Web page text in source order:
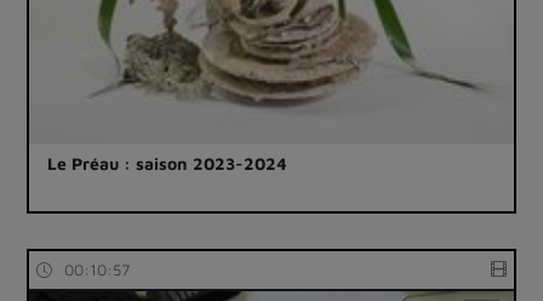
Le Préau : saison 2023-2024
00:10:57